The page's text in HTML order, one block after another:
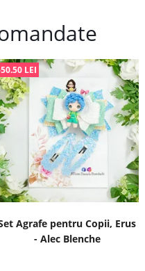
Agrafe pentru Copii, Erus
- Alec Blenche
LEI